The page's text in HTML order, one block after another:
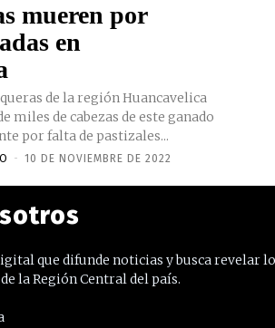
mueren por
en
de la región Huancavelica
miles de cabezas de este ganado
por falta de pastizales...
- 10 DE NOVIEMBRE DE 2022
que difunde noticias y busca revelar
la Región Central del país.